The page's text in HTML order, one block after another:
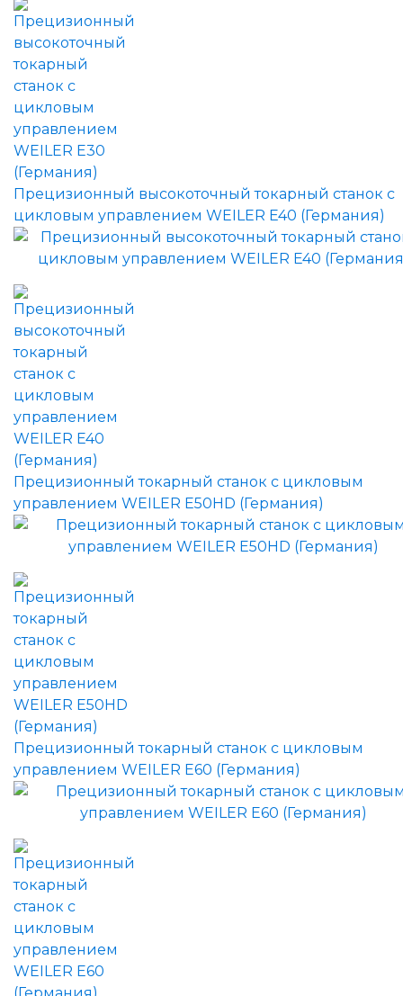
Прецизионный высокоточный токарный станок с
цикловым управлением WEILER E40 (Германия)
Прецизионный токарный станок с цикловым
управлением WEILER E50HD (Германия)
Прецизионный токарный станок с цикловым
управлением WEILER E60 (Германия)